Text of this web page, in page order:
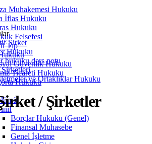
Muhakemesi Hukuku
İflas Hukuku
Hukuku
Felsefesi
Tıp
Güvenlik Hukuku
Ticareti Hukuku
Hukuku
Borçlar Hukuku (Genel)
Finansal Muhasebe
Genel İşletme
Şirket
Hukuku
hukuku ders notu
Şirketleri
ve Ortaklıklar Hukuku
/ Şirketler